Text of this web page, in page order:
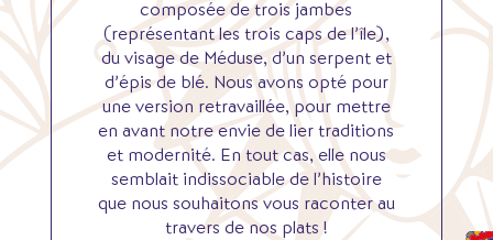
composée de trois jambes
(représentant les trois caps de l’île),
du visage de Méduse, d’un serpent et
d’épis de blé. Nous avons opté pour
une version retravaillée, pour mettre
en avant notre envie de lier traditions
et modernité. En tout cas, elle nous
semblait indissociable de l’histoire
que nous souhaitons vous raconter au
travers de nos plats !